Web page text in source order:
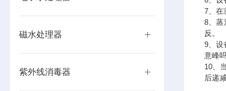
磁水处理器
紫外线消毒器
7、在
8、蒸
反。
9、设
意峰
10、
后递